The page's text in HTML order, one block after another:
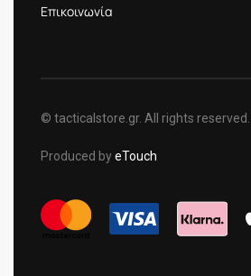
Επικοινωνία
© tacticalstore.gr. All rights reserved.
Produced byeTouch